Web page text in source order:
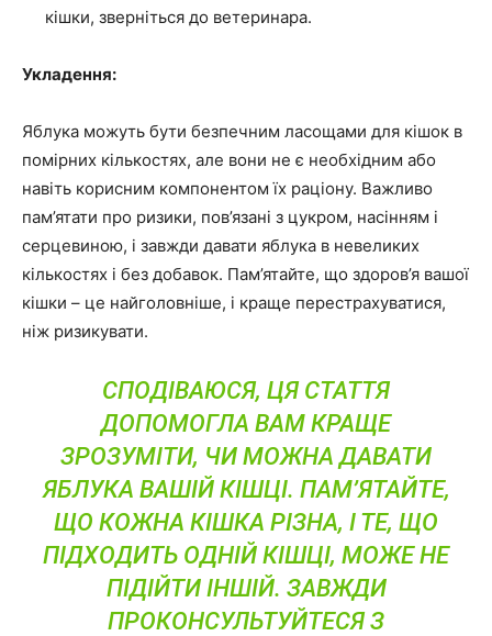
кішки, зверніться до ветеринара.
Укладення:
Яблука можуть бути безпечним ласощами для кішок в
помірних кількостях, але вони не є необхідним або
навіть корисним компонентом їх раціону. Важливо
пам’ятати про ризики, пов’язані з цукром, насінням і
серцевиною, і завжди давати яблука в невеликих
кількостях і без добавок. Пам’ятайте, що здоров’я вашої
кішки – це найголовніше, і краще перестрахуватися,
ніж ризикувати.
СПОДІВАЮСЯ, ЦЯ СТАТТЯ
ДОПОМОГЛА ВАМ КРАЩЕ
ЗРОЗУМІТИ, ЧИ МОЖНА ДАВАТИ
ЯБЛУКА ВАШІЙ КІШЦІ. ПАМ’ЯТАЙТЕ,
ЩО КОЖНА КІШКА РІЗНА, І ТЕ, ЩО
ПІДХОДИТЬ ОДНІЙ КІШЦІ, МОЖЕ НЕ
ПІДІЙТИ ІНШІЙ. ЗАВЖДИ
ПРОКОНСУЛЬТУЙТЕСЯ З